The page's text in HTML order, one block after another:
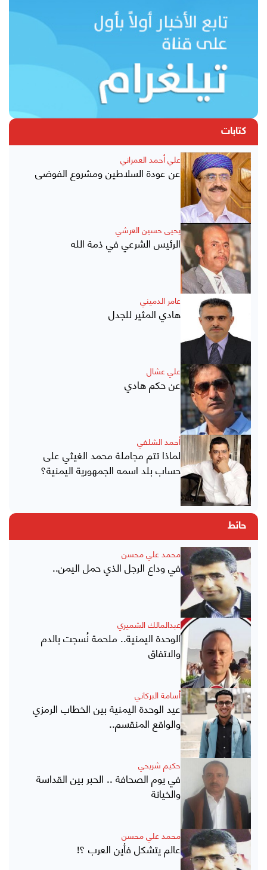
كتابات
علي أحمد العمراني
عن عودة السلاطين ومشروع الفوضى
يحيى حسين العرشي
الرئيس الشرعي في ذمة الله
عامر الدميني
هادي المثير للجدل
علي عشال
عن حكم هادي
أحمد الشلفي
لماذا تتم مجاملة محمد الغيثي على
حساب بلد اسمه الجمهورية اليمنية؟
حائط
محمد علي محسن
في وداع الرجل الذي حمل اليمن..
عبدالمالك الشميري
الوحدة اليمنية.. ملحمة نُسجت بالدم
والاتفاق
أسامة البركاني
عيد الوحدة اليمنية بين الخطاب الرمزي
والواقع المنقسم..
حكيم شريحي
في يوم الصحافة .. الحبر بين القداسة
والخيانة
محمد علي محسن
عالم يتشكل فأين العرب ؟!